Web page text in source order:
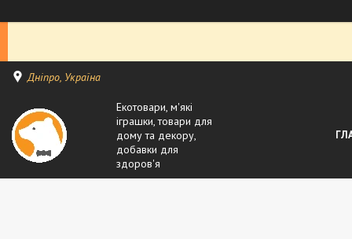
Дніпро, Україна
Екотовари, м'які
іграшки, товари для
дому та декору,
добавки для
здоров'я